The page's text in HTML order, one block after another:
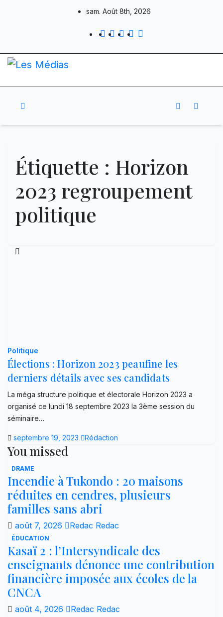
sam. Août 8th, 2026
Étiquette : Horizon
2023 regroupement
politique
Politique
Élections : Horizon 2023 peaufine les
derniers détails avec ses candidats
La méga structure politique et électorale Horizon 2023 a
organisé ce lundi 18 septembre 2023 la 3ème session du
séminaire…
septembre 19, 2023 Rédaction
You missed
DRAME
Incendie à Tukondo : 20 maisons
réduites en cendres, plusieurs
familles sans abri
août 7, 2026 Redac Redac
ÉDUCATION
Kasaï 2 : l’Intersyndicale des
enseignants dénonce une contribution
financière imposée aux écoles de la
CNCA
août 4, 2026 Redac Redac